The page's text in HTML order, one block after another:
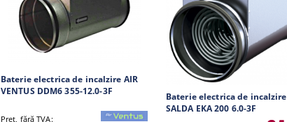
Baterie electrica de incalzire AIR
VENTUS DDM6 355-12.0-3F
Preţ, fără TVA:
Baterie electrica de incalzire
SALDA EKA 200 6.0-3F